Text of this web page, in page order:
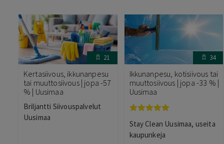
21
Kertasiivous, ikkunanpesu
tai muuttosiivous | jopa -57
% | Uusimaa
Briljantti Siivouspalvelut
Uusimaa
34
Ikkunanpesu, kotisiivous tai
muuttosiivous | jopa -33 % |
Uusimaa
tuotteesta:
5.00/ 5
Stay Clean Uusimaa, useita
kaupunkeja